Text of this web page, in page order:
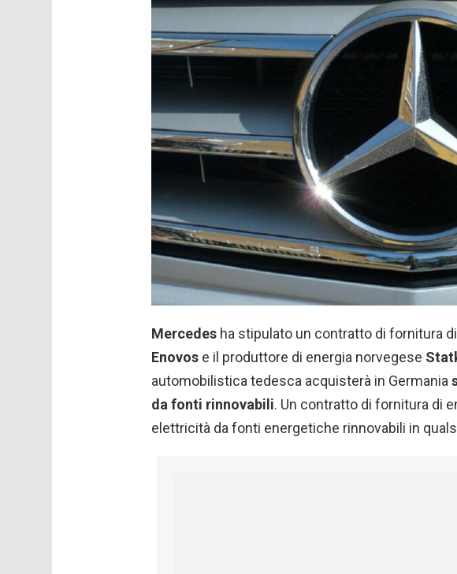
Mercedes ha stipulato un contratto di fornitura
Enovos e il produttore di energia norvegese
automobilistica tedesca acquisterà in Germania
da fonti rinnovabili. Un contratto di fornitura di
elettricità da fonti energetiche rinnovabili in